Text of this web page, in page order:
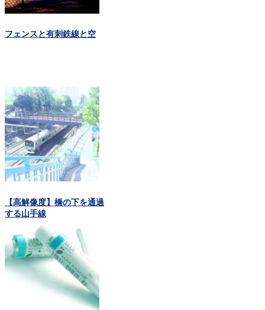
フェンスと有刺鉄線と空
【高解像度】橋の下を通過
する山手線